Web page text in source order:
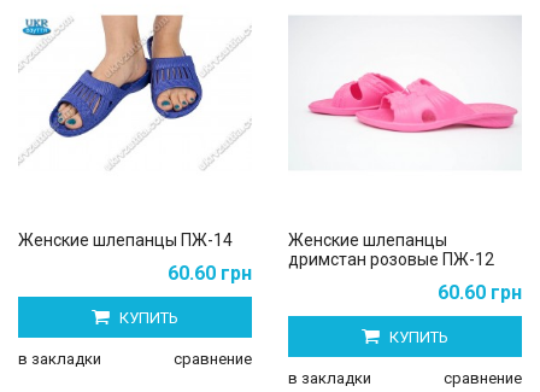
Женские шлепанцы ПЖ-14
60.60 грн
КУПИТЬ
в закладки сравнение
Женские шлепанцы
дримстан розовые ПЖ-12
60.60 грн
КУПИТЬ
в закладки сравнение